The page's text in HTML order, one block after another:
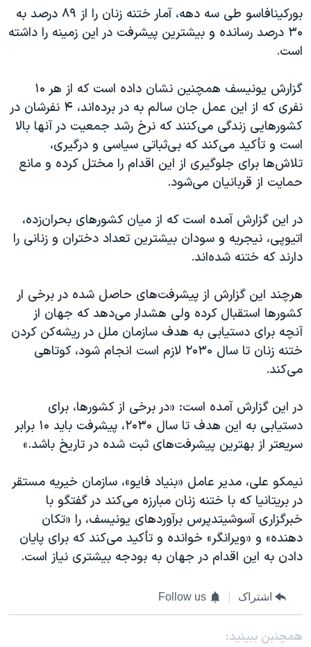
بورکینافاسو طی سه دهه، آمار ختنه زنان را از ۸۹ درصد به
۳۰ درصد رسانده و بیشترین پیشرفت در این زمینه را داشته
است.
گزارش یونیسف همچنین نشان داده است که از هر ۱۰
نفری که از این عمل جان سالم به در برده‌اند، ۴ نفرشان در
کشورهایی زندگی می‌کنند که نرخ رشد جمعیت در آنها بالا
است و تأکید می‌کند که بی‌ثباتی سیاسی و درگیری،
تلاش‌ها برای جلوگیری از این اقدام را مختل کرده و مانع
حمایت از قربانیان می‌شود.
در این گزارش آمده است که از میان کشورهای بحران‌زده،
اتیوپی، نیجریه و سودان بیشترین تعداد دختران و زنانی را
دارند که ختنه شده‌اند.
هرچند این گزارش از پیشرفت‌های حاصل شده در برخی ار
کشورها استقبال کرده ولی هشدار می‌دهد که جهان از
آنچه برای دستیابی به هدف سازمان ملل در ریشه‌کن کردن
ختنه زنان تا سال ۲۰۳۰ لازم است انجام شود، کوتاهی
می‌کند.
در این گزارش آمده است: «در برخی از کشورها، برای
دستیابی به این هدف تا سال ۲۰۳۰، پیشرفت باید ۱۰ برابر
سریعتر از بهترین پیشرفت‌های ثبت شده در تاریخ باشد.»
نیمکو علی، مدیر عامل «بنیاد فایو»، سازمان خیریه مستقر
در بریتانیا که با ختنه زنان مبارزه می‌کند در‌ گفتگو با
خبرگزاری آسوشیتدپرس برآوردهای یونیسف، را «تکان
دهنده» و «ویرانگر» خوانده و تأکید می‌کند که برای پایان
دادن به این اقدام در جهان به بودجه بیشتری نیاز است.
اشتراک Follow us
همچنبن ببینید: